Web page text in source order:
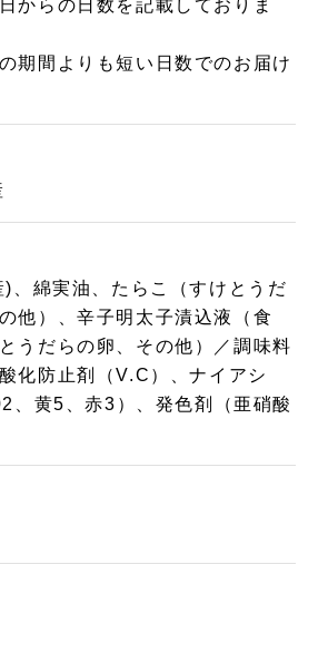
からの日数を記載しておりま
期間よりも短い日数でのお届け
、綿実油、たらこ（すけとうだ
他）、辛子明太子漬込液（食
うだらの卵、その他）／調味料
化防止剤（V.C）、ナイアシ
、黄5、赤3）、発色剤（亜硝酸